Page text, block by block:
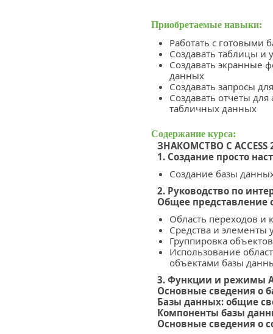
Приобретаемые навыки:
Работать с готовыми
Создавать таблицы и
Создавать экранные
данных
Создавать запросы
Создавать отчеты
табличных данных
Содержание курса:
ЗНАКОМСТВО С ACCESS
1. Создание просто
Создание базы
2. Руководство по
Общее представление
Область переходов
Средства и элементы
Группировка
Использование
объектами базы
3. Функции и режимы
Основные сведения о
Базы данных: общие
Компоненты базы
Основные сведения о